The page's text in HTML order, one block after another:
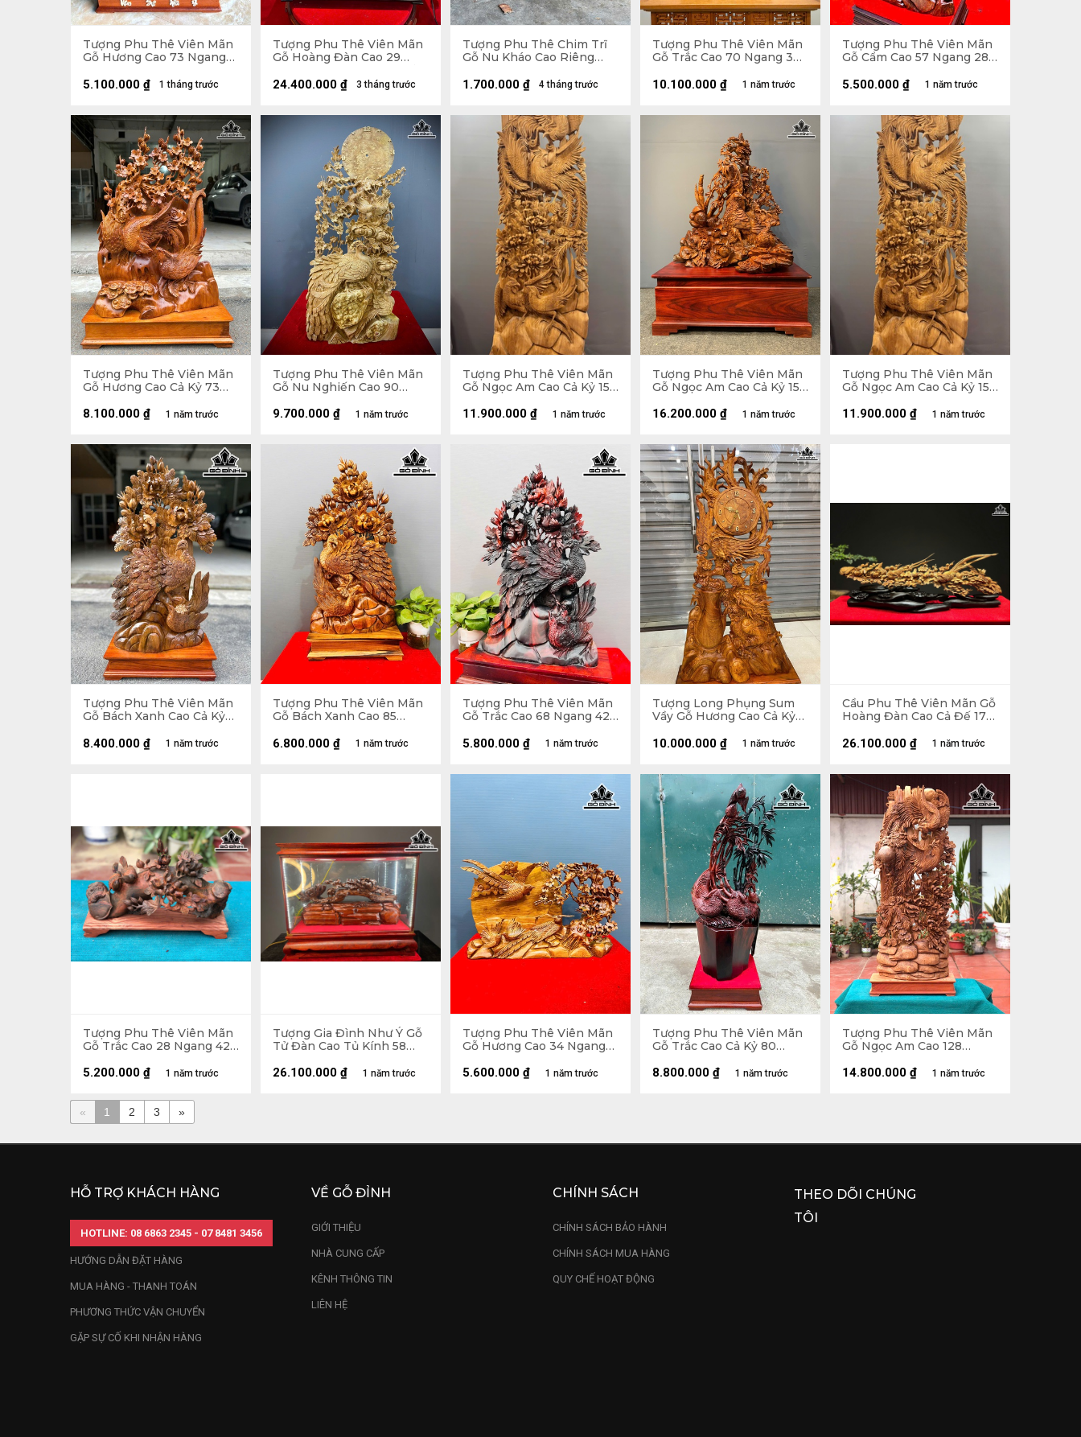
Tượng Phu Thê Viên Mãn
Gỗ Hương Cao 73 Ngang
1 tháng trước
5.100.000 ₫
Tượng Phu Thê Viên Mãn
Gỗ Hoàng Đàn Cao 29
Cao 60 Ngang 55 Sâu 25
3 tháng trước
24.400.000 ₫
Tượng Phu Thê Chim Trĩ
Gỗ Nu Kháo Cao Riêng
(cm)
4 tháng trước
1.700.000 ₫
Tượng Phu Thê Viên Mãn
Gỗ Trắc Cao 70 Ngang 39
1 năm trước
10.100.000 ₫
Tượng Phu Thê Viên Mãn
Gỗ Cẩm Cao 57 Ngang 28
1 năm trước
5.500.000 ₫
Tượng Phu Thê Viên Mãn
Gỗ Hương Cao Cả Kỷ 73
Cao 10
1 năm trước
8.100.000 ₫
Tượng Phu Thê Viên Mãn
Gỗ Nu Nghiến Cao 90
1 năm trước
9.700.000 ₫
Tượng Phu Thê Viên Mãn
Gỗ Ngọc Am Cao Cả Kỷ 150
Cao 15
1 năm trước
11.900.000 ₫
Tượng Phu Thê Viên Mãn
Gỗ Ngọc Am Cao Cả Kỷ 152
Cao 35
1 năm trước
16.200.000 ₫
Tượng Phu Thê Viên Mãn
Gỗ Ngọc Am Cao Cả Kỷ 150
Cao 15 (cm)
1 năm trước
11.900.000 ₫
Tượng Phu Thê Viên Mãn
Gỗ Bách Xanh Cao Cả Kỷ
Kỷ Cao 10 (cm)1 năm trước
8.400.000 ₫
Tượng Phu Thê Viên Mãn
Gỗ Bách Xanh Cao 85
1 năm trước
6.800.000 ₫
Tượng Phu Thê Viên Mãn
Gỗ Trắc Cao 68 Ngang 42
1 năm trước
5.800.000 ₫
Tượng Long Phụng Sum
Vầy Gỗ Hương Cao Cả Kỷ
Kỷ Cao 10 (cm)
1 năm trước
10.000.000 ₫
Cầu Phu Thê Viên Mãn Gỗ
Hoàng Đàn Cao Cả Đế 17
Riêng Tượng Cao 14 (cm)
1 năm trước
26.100.000 ₫
Tượng Phu Thê Viên Mãn
Gỗ Trắc Cao 28 Ngang 42
1 năm trước
5.200.000 ₫
Tượng Gia Đình Như Ý Gỗ
Tử Đàn Cao Tủ Kính 58
1 năm trước
26.100.000 ₫
Tượng Phu Thê Viên Mãn
Gỗ Hương Cao 34 Ngang
1 năm trước
5.600.000 ₫
Tượng Phu Thê Viên Mãn
Gỗ Trắc Cao Cả Kỷ 80
Cao 10
1 năm trước
8.800.000 ₫
Tượng Phu Thê Viên Mãn
Gỗ Ngọc Am Cao 128
1 năm trước
14.800.000 ₫
« 1 2 3 »
HỖ TRỢ KHÁCH HÀNG
HOTLINE: 08 6863 2345 - 07 8481 3456
HƯỚNG DẪN ĐẶT HÀNG
MUA HÀNG - THANH TOÁN
PHƯƠNG THỨC VẬN CHUYỂN
GẶP SỰ CỐ KHI NHẬN HÀNG
VỀ GỖ ĐỈNH
GIỚI THIỆU
NHÀ CUNG CẤP
KÊNH THÔNG TIN
LIÊN HỆ
CHÍNH SÁCH
CHÍNH SÁCH BẢO HÀNH
CHÍNH SÁCH MUA HÀNG
QUY CHẾ HOẠT ĐỘNG
THEO DÕI CHÚNG
TÔI